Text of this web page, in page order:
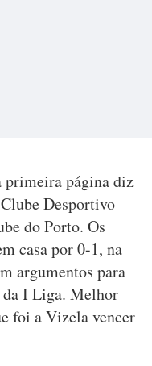
primeira página diz
Desportivo
do Porto. Os
casa por 0-1, na
argumentos para
I Liga. Melhor
foi a Vizela vencer